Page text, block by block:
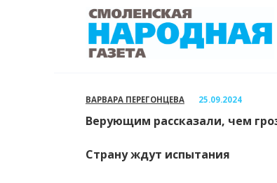
ВАРВАРА ПЕРЕГОНЦЕВА 25.09.2024
Верующим рассказали, чем
Страну ждут испытания